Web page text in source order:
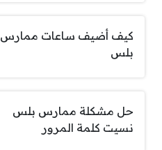
كيف أضيف ساعات ممارس
بلس
حل مشكلة ممارس بلس
نسيت كلمة المرور